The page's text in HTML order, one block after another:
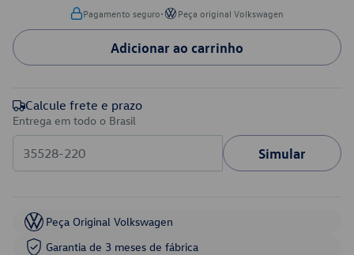
Pagamento seguro• Peça original Volkswagen
Adicionar ao carrinho
Calcule frete e prazo
Entrega em todo o Brasil
Simular
Peça Original Volkswagen
Garantia de 3 meses de fábrica